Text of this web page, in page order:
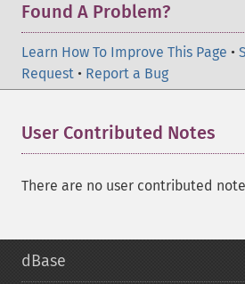
Found A Problem?
Learn How To Improve This Page •
Request • Report a Bug
User Contributed Notes
There are no user contributed
dBase